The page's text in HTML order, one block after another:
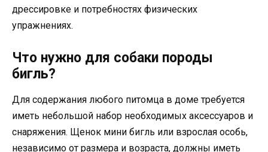
дрессировке и потребностях физических
упражнениях.
Что нужно для собаки породы
бигль?
Для содержания любого питомца в доме требуется
иметь небольшой набор необходимых аксессуаров и
снаряжения. Щенок мини бигль или взрослая особь,
независимо от размера и возраста, должны иметь